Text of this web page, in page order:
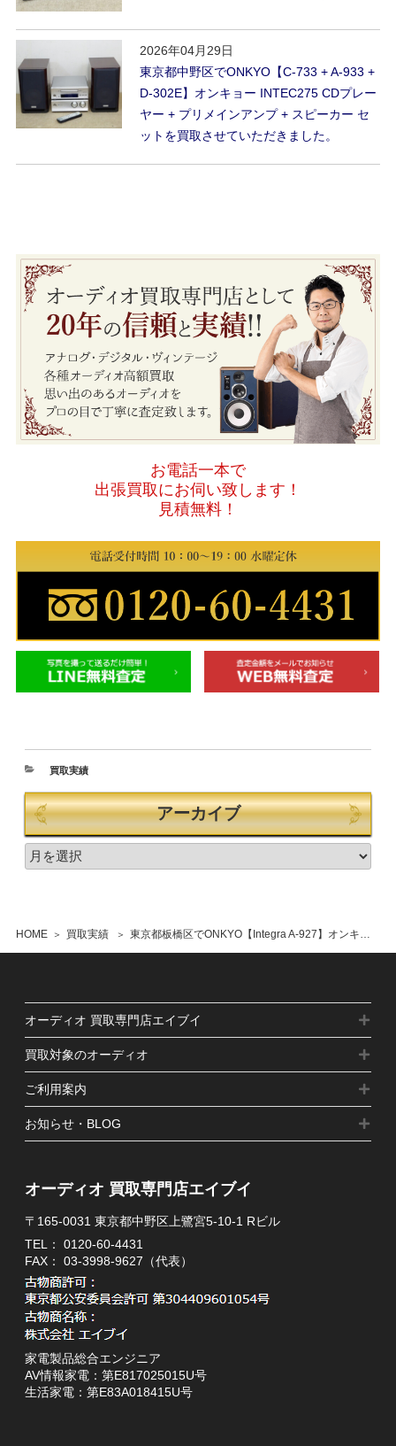
HOME 買取実績 東京都板橋区でONKYO【Integra A-927】オンキョー プリメインアンプの買取をさせていただきました。
2026年04月29日
東京都中野区でONKYO【C-733 + A-933 +
D-302E】オンキョー INTEC275 CDプレー
ヤー + プリメインアンプ + スピーカー セ
ットを買取させていただきました。
お電話一本で
出張買取にお伺い致します！
見積無料！
買取実績
アーカイブ
オーディオ 買取専門店エイブイ
買取対象のオーディオ
ご利用案内
お知らせ・BLOG
オーディオ 買取専門店エイブイ
〒165-0031 東京都中野区上鷺宮5-10-1 Rビル
TEL： 0120-60-4431
FAX： 03-3998-9627（代表）
家電製品総合エンジニア
AV情報家電：第E817025015U号
生活家電：第E83A018415U号